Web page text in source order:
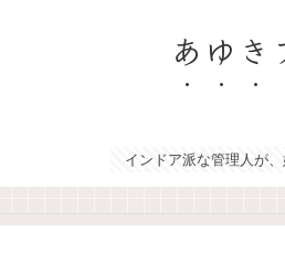
あゆき
インドア派な管理人が